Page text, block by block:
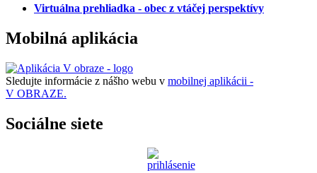
Virtuálna prehliadka - obec z vtáčej perspektívy
Mobilná aplikácia
Sledujte informácie z nášho webu v mobilnej aplikácii -
V OBRAZE.
Sociálne siete